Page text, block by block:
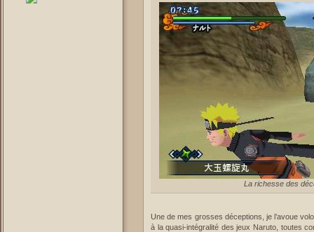
La richesse des
Une de mes grosses déceptions, je l’avoue
à la quasi-intégralité des jeux Naruto, toutes